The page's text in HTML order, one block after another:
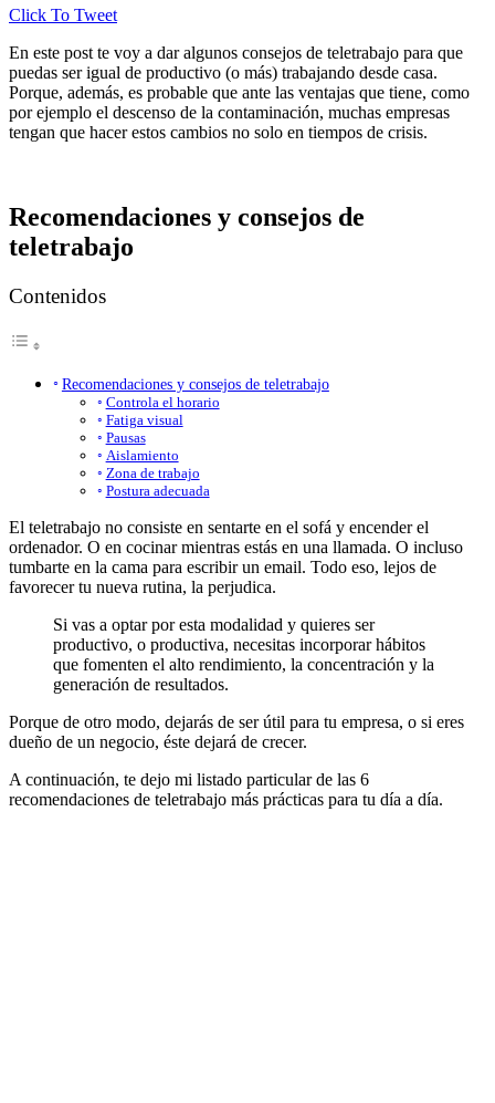
Click To Tweet
En este post te voy a dar algunos consejos de teletrabajo para que
puedas ser igual de productivo (o más) trabajando desde casa.
Porque, además, es probable que ante las ventajas que tiene, como
por ejemplo el descenso de la contaminación, muchas empresas
tengan que hacer estos cambios no solo en tiempos de crisis.
Recomendaciones y consejos de
teletrabajo
Contenidos
Recomendaciones y consejos de teletrabajo
Controla el horario
Fatiga visual
Pausas
Aislamiento
Zona de trabajo
Postura adecuada
El teletrabajo no consiste en sentarte en el sofá y encender el
ordenador. O en cocinar mientras estás en una llamada. O incluso
tumbarte en la cama para escribir un email. Todo eso, lejos de
favorecer tu nueva rutina, la perjudica.
Si vas a optar por esta modalidad y quieres ser
productivo, o productiva, necesitas incorporar hábitos
que fomenten el alto rendimiento, la concentración y la
generación de resultados.
Porque de otro modo, dejarás de ser útil para tu empresa, o si eres
dueño de un negocio, éste dejará de crecer.
A continuación, te dejo mi listado particular de las 6
recomendaciones de teletrabajo más prácticas para tu día a día.